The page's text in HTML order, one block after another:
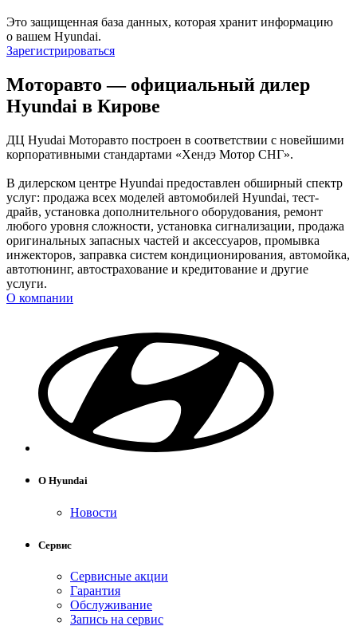
Это защищенная база данных, которая хранит информацию
о вашем Hyundai.
Зарегистрироваться
Моторавто — официальный дилер
Hyundai в Кирове
ДЦ Hyudai Моторавто построен в соответствии с новейшими
корпоративными стандартами «Хендэ Мотор СНГ».
В дилерском центре Hyundai предоставлен обширный спектр
услуг: продажа всех моделей автомобилей Hyundai, тест-
драйв, установка дополнительного оборудования, ремонт
любого уровня сложности, установка сигнализации, продажа
оригинальных запасных частей и аксессуаров, промывка
инжекторов, заправка систем кондиционирования, автомойка,
автотюнинг, автострахование и кредитование и другие
услуги.
О компании
О Hyundai
Новости
Сервис
Сервисные акции
Гарантия
Обслуживание
Запись на сервис